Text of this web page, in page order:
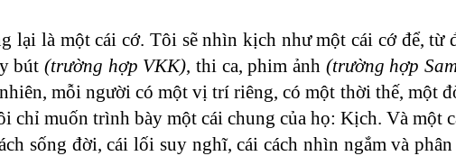
lại là một cái cớ. Tôi sẽ nhìn kịch như một cái cớ để, từ
bút (trường hợp VKK), thi ca, phim ảnh (trường hợp
mỗi người có một vị trí riêng, có một thời thế, một
chỉ muốn trình bày một cái chung của họ: Kịch. Và một
sống đời, cái lối suy nghĩ, cái cách nhìn ngắm và